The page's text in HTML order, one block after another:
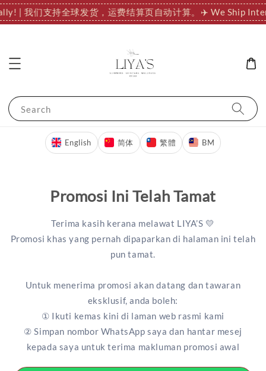
| 我们支持全球发货，运费结算页自动计算。 ✈️ We Ship
Search
English 简体 繁體 BM
Promosi Ini Telah Tamat
Terima kasih kerana melawat LIYA’S 💛
Promosi khas yang pernah dipaparkan di halaman ini telah
pun tamat.
Untuk menerima promosi akan datang dan tawaran
eksklusif, anda boleh:
① Ikuti kemas kini di laman web rasmi kami
② Simpan nombor WhatsApp saya dan hantar mesej
kepada saya untuk terima makluman promosi awal